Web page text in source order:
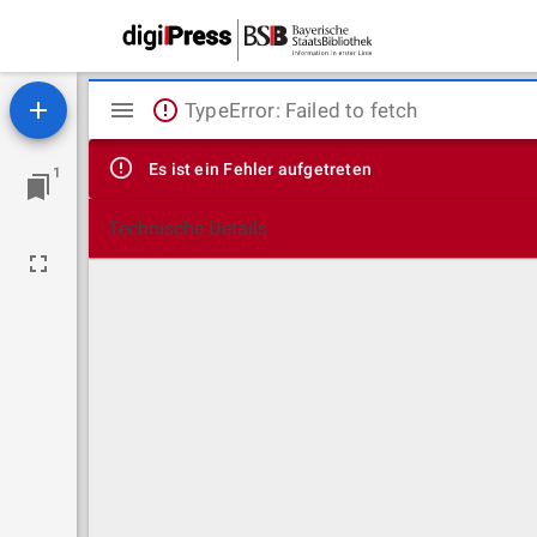
1
Mirador
Viewer
TypeError: Failed to fetch
Es ist ein Fehler aufgetreten
Technische Details